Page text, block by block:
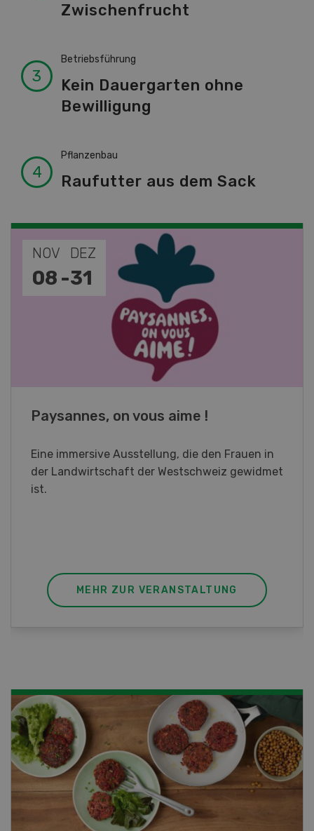
Zwischenfrucht
Betriebsführung
Kein Dauergarten ohne
Bewilligung
Pflanzenbau
Raufutter aus dem Sack
NOV
19 -
JAN
28
Fachkurs Aquakultur
Sind Sie in der Fischzucht tätig oder
interessieren Sie sich für das Thema? In
diesem Fall ist unser FBA-Weiterbildungskurs
MEHR ZUR VERANSTALTUNG